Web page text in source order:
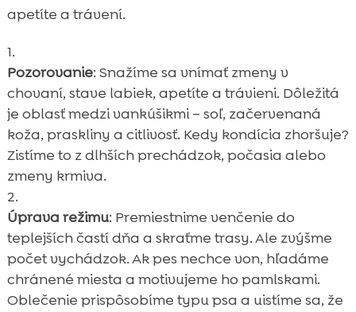
apetíte a trávení.
Pozorovanie: Snažíme sa vnímať zmeny v
chovaní, stave labiek, apetíte a trávieni. Dôležitá
je oblasť medzi vankúšikmi – soľ, začervenaná
koža, praskliny a citlivosť. Kedy kondícia zhoršuje?
Zistíme to z dlhších prechádzok, počasia alebo
zmeny krmiva.
Úprava režimu: Premiestnime venčenie do
teplejších častí dňa a skraťme trasy. Ale zvýšme
počet vychádzok. Ak pes nechce von, hľadáme
chránené miesta a motivujeme ho pamlskami.
Oblečenie prispôsobíme typu psa a uistíme sa, že